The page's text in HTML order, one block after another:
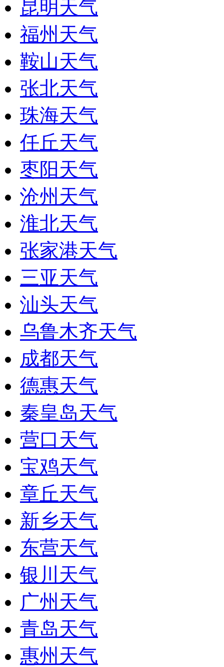
昆明天气
福州天气
鞍山天气
张北天气
珠海天气
任丘天气
枣阳天气
沧州天气
淮北天气
张家港天气
三亚天气
汕头天气
乌鲁木齐天气
成都天气
德惠天气
秦皇岛天气
营口天气
宝鸡天气
章丘天气
新乡天气
东营天气
银川天气
广州天气
青岛天气
惠州天气